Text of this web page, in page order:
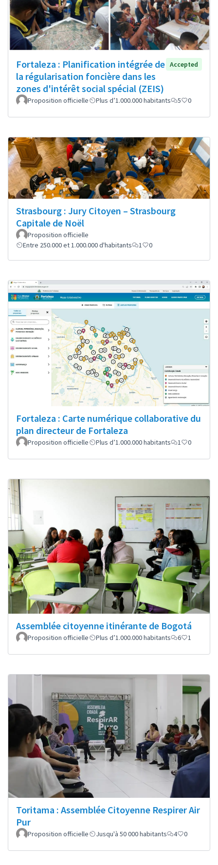
Fortaleza : Planification intégrée de
la régularisation foncière dans les
zones d'intérêt social spécial (ZEIS)
Accepted
Proposition officielle Plus d’1.000.000 habitants 5 0
Strasbourg : Jury Citoyen – Strasbourg
Capitale de Noël
Proposition officielle
Entre 250.000 et 1.000.000 d'habitants
1 0
Fortaleza : Carte numérique collaborative du
plan directeur de Fortaleza
Proposition officielle Plus d’1.000.000 habitants 1 0
Assemblée citoyenne itinérante de Bogotá
Proposition officielle Plus d’1.000.000 habitants 6 1
Toritama : Assemblée Citoyenne Respirer Air
Pur
Proposition officielle Jusqu'à 50 000 habitants 4 0